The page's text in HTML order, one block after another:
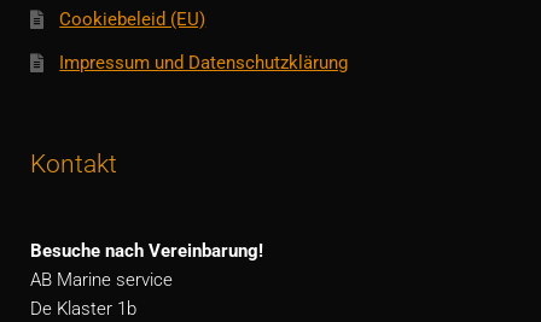
Cookiebeleid (EU)
Impressum und Datenschutzklärung
Kontakt
Besuche nach Vereinbarung!
AB Marine service
De Klaster 1b